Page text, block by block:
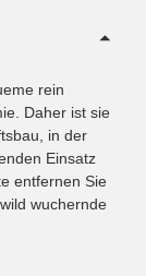
rein
Daher ist sie
in der
Einsatz
entfernen Sie
wuchernde